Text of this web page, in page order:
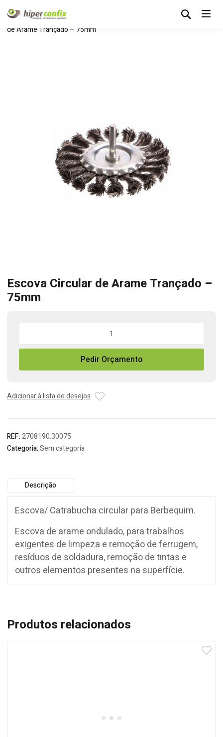
Início Loja Hipertintas
Escova Circular
de Arame Trançado – 75mm
Escova Circular de Arame Trançado –
75mm
Escova
de
Trançado
Pedir Orçamento
Adicionar à lista de desejos
REF:2708190.30075
Categoria:Sem categoria
Descrição
Escova/ Catrabucha circular para Berbequim.
Escova de arame ondulado, para trabalhos
exigentes de limpeza e remoção de ferrugem,
resíduos de soldadura, remoção de tintas e
outros elementos presentes na superfície.
Produtos relacionados